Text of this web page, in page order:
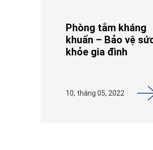
Phòng tắm kháng
khuẩn – Bảo vệ
khỏe gia đình
10, tháng 05, 2022